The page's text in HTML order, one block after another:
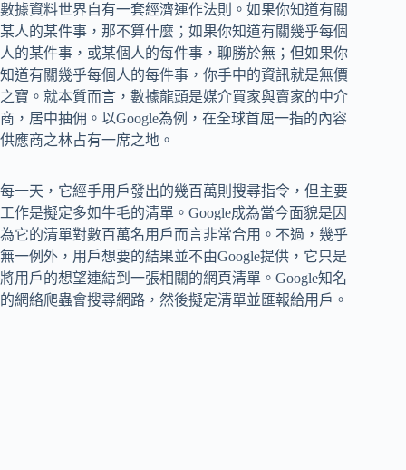
數據資料世界自有一套經濟運作法則。如果你知道有關
某人的某件事，那不算什麼；如果你知道有關幾乎每個
人的某件事，或某個人的每件事，聊勝於無；但如果你
知道有關幾乎每個人的每件事，你手中的資訊就是無價
之寶。就本質而言，數據龍頭是媒介買家與賣家的中介
商，居中抽佣。以Google為例，在全球首屈一指的內容
供應商之林占有一席之地。
每一天，它經手用戶發出的幾百萬則搜尋指令，但主要
工作是擬定多如牛毛的清單。Google成為當今面貌是因
為它的清單對數百萬名用戶而言非常合用。不過，幾乎
無一例外，用戶想要的結果並不由Google提供，它只是
將用戶的想望連結到一張相關的網頁清單。Google知名
的網絡爬蟲會搜尋網路，然後擬定清單並匯報給用戶。